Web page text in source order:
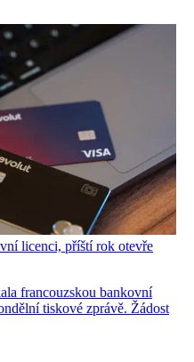
licenci, příští rok otevře
francouzskou bankovní
tiskové zprávě. Žádost